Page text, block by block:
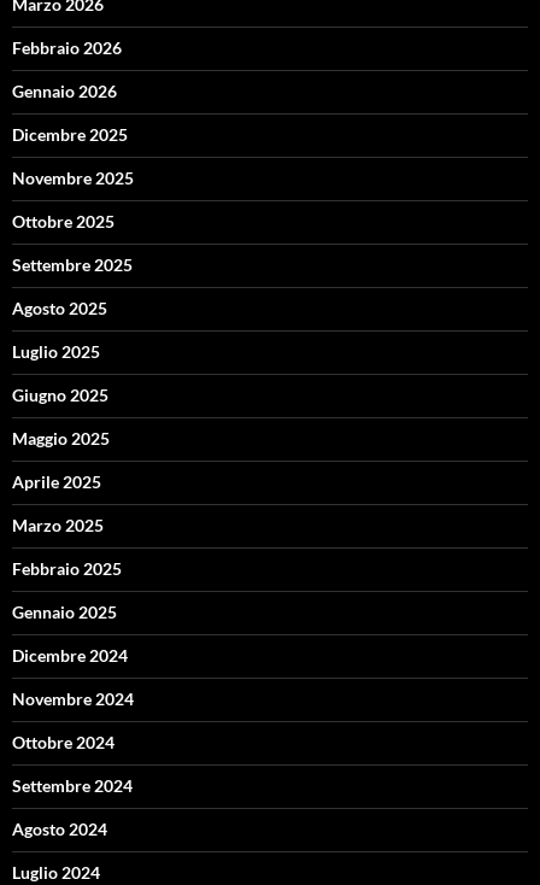
Marzo 2026
Febbraio 2026
Gennaio 2026
Dicembre 2025
Novembre 2025
Ottobre 2025
Settembre 2025
Agosto 2025
Luglio 2025
Giugno 2025
Maggio 2025
Aprile 2025
Marzo 2025
Febbraio 2025
Gennaio 2025
Dicembre 2024
Novembre 2024
Ottobre 2024
Settembre 2024
Agosto 2024
Luglio 2024